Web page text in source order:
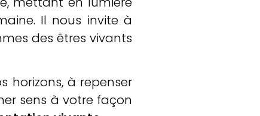
Il nous invite à
des êtres vivants
horizons, à repenser
sens à votre façon